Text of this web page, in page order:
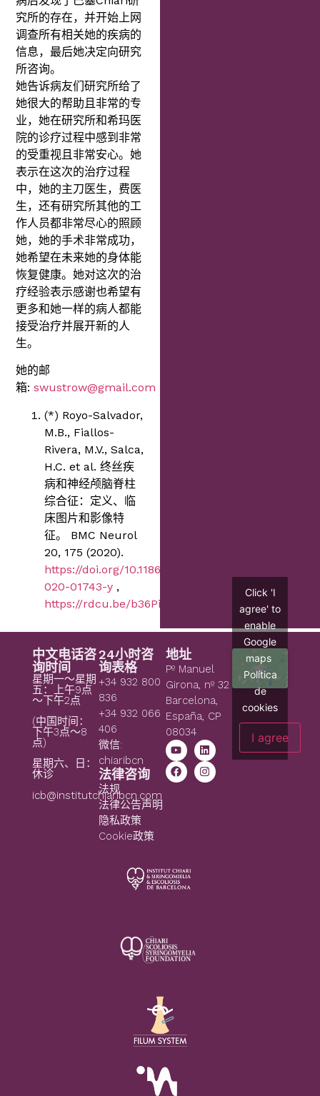
究所的存在，并开始上网
调查所有相关她的疾病的
信息，最后她决定向研究
所咨询。
她告诉病友们研究所给了
她很大的帮助且非常的专
业，她在研究所和希玛医
院的诊疗过程中感到非常
的受重视且非常安心。她
表示在这次的治疗过程
中，她的主刀医生，费医
生，还有研究所其他的工
作人员都非常尽心的照顾
她，她的手术非常成功，
她希望在未来她的身体能
恢复健康。她对这次的治
疗经验表示感谢也希望有
更多和她一样的病人都能
接受治疗并展开新的人
生。
她的邮
箱:swustrow@gmail.com
(*) Royo-Salvador,
M.B., Fiallos-
Rivera, M.V., Salca,
H.C. et al. 终丝疾
病和神经颅脑脊柱
综合征：定义、临
床图片和影像特
征。 BMC Neurol
20, 175 (2020).
https://doi.org/10.1186/s12883-
020-01743-y ,
https://rdcu.be/b36Pi
中文电话咨
询时间
星期一～星期
五：上午9点
～下午2点
(中国时间：
下午3点～8
点)
星期六、日：
休诊
icb@institutchiaribcn.com
24小时咨
询表格
+34 932 800
836
+34 932 066
406
微信:
chiaribcn
法律咨询
法规
法律公告声明
隐私政策
Cookie政策
地址
Pº Manuel
Girona, nº 32
Barcelona,
España, CP
08034
Click 'I
agree' to
enable
Google
maps
Política
de
cookies
I agree